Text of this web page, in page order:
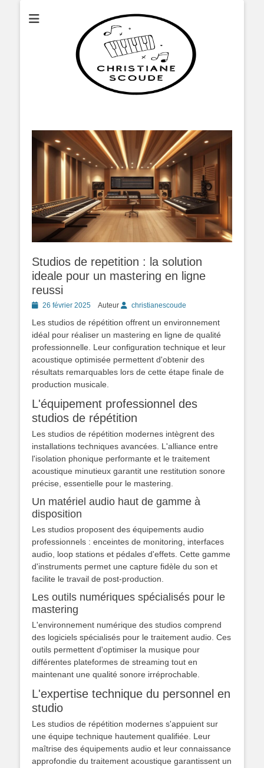
Christianescoude
Studios de repetition : la solution
ideale pour un mastering en ligne
reussi
Posted26 février 2025 Auteur christianescoude
Les studios de répétition offrent un environnement
idéal pour réaliser un mastering en ligne de qualité
professionnelle. Leur configuration technique et leur
acoustique optimisée permettent d'obtenir des
résultats remarquables lors de cette étape finale de
production musicale.
L'équipement professionnel des
studios de répétition
Les studios de répétition modernes intègrent des
installations techniques avancées. L'alliance entre
l'isolation phonique performante et le traitement
acoustique minutieux garantit une restitution sonore
précise, essentielle pour le mastering.
Un matériel audio haut de gamme à
disposition
Les studios proposent des équipements audio
professionnels : enceintes de monitoring, interfaces
audio, loop stations et pédales d'effets. Cette gamme
d'instruments permet une capture fidèle du son et
facilite le travail de post-production.
Les outils numériques spécialisés pour le
mastering
L'environnement numérique des studios comprend
des logiciels spécialisés pour le traitement audio. Ces
outils permettent d'optimiser la musique pour
différentes plateformes de streaming tout en
maintenant une qualité sonore irréprochable.
L'expertise technique du personnel en
studio
Les studios de répétition modernes s'appuient sur
une équipe technique hautement qualifiée. Leur
maîtrise des équipements audio et leur connaissance
approfondie du traitement acoustique garantissent un